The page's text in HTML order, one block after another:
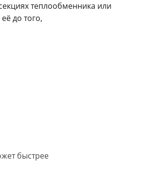
теплообменника или
до того,
быстрее